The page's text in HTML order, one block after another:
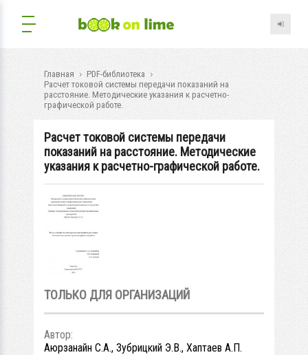
Главная
PDF-библиотека
Расчет токовой системы передачи показаний на
расстояние. Методические указания к расчетно-
графической работе.
Расчет токовой системы передачи
показаний на расстояние. Методические
указания к расчетно-графической работе.
ТОЛЬКО ДЛЯ ОРГАНИЗАЦИЙ
Автор:
Аюрзанайн С.А., Зубрицкий Э.В., Хаптаев А.П.